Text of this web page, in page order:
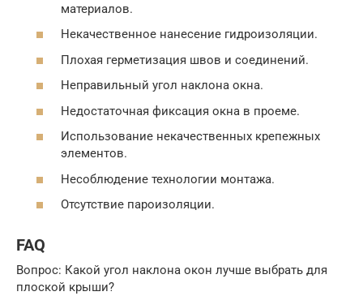
материалов.
Некачественное нанесение гидроизоляции.
Плохая герметизация швов и соединений.
Неправильный угол наклона окна.
Недостаточная фиксация окна в проеме.
Использование некачественных крепежных
элементов.
Несоблюдение технологии монтажа.
Отсутствие пароизоляции.
FAQ
Вопрос: Какой угол наклона окон лучше выбрать для
плоской крыши?